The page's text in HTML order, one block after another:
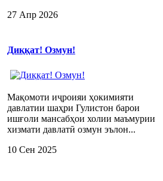
27 Апр 2026
Диққат! Озмун!
Мақомоти иҷроияи ҳокимияти
давлатии шаҳри Гулистон барои
ишғоли мансабҳои холии маъмурии
хизмати давлатӣ озмун эълон...
10 Сен 2025